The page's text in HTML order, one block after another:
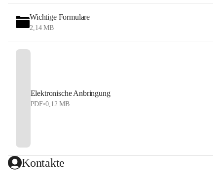
Wichtige Formulare
2,14 MB
Elektronische Anbringung
PDF•0,12 MB
Kontakte